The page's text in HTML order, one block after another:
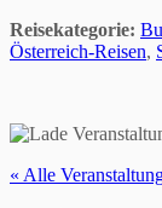
Reisekategorie:
Österreich-Reisen,
« Alle